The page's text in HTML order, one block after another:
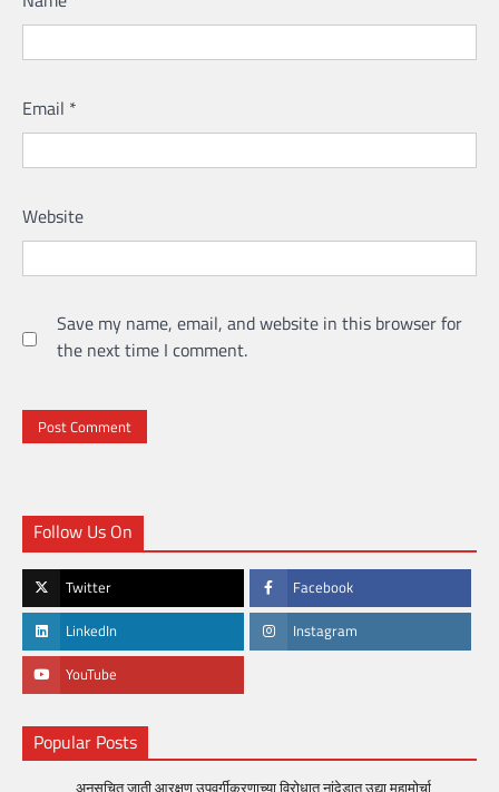
Email *
Website
Save my name, email, and website in this browser for
the next time I comment.
Follow Us On
Twitter Facebook
LinkedIn Instagram
YouTube
Popular Posts
अनुसूचित जाती आरक्षण उपवर्गीकरणाच्या विरोधात नांदेडात उद्या महामोर्चा